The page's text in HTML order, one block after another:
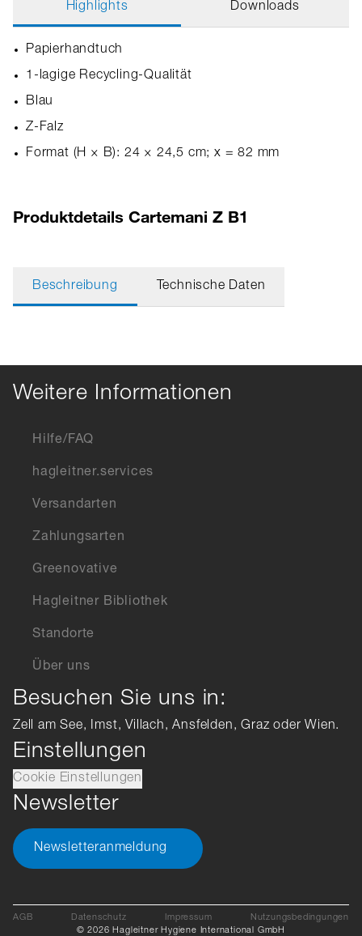
Highlights Downloads
Papierhandtuch
1-lagige Recycling-Qualität
Blau
Z-Falz
Format (H × B): 24 × 24,5 cm; x = 82 mm
Produktdetails Cartemani Z B1
Beschreibung Technische Daten
Weitere Informationen
Hilfe/FAQ
hagleitner.services
Versandarten
Zahlungsarten
Greenovative
Hagleitner Bibliothek
Standorte
Über uns
Besuchen Sie uns in:
Zell am See, Imst, Villach, Ansfelden, Graz oder Wien.
Einstellungen
Cookie Einstellungen
Newsletter
Newsletteranmeldung
AGB Datenschutz Impressum
Nutzungsbedingungen
© 2026 Hagleitner Hygiene International GmbH